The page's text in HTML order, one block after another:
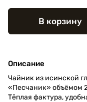
В корзину
Описание
Чайник из исинской
«Песчаник» объёмом
Тёплая фактура,